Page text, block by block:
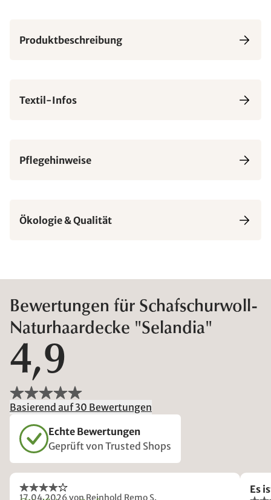
Produktbeschreibung
Textil-Infos
Pflegehinweise
Ökologie & Qualität
Bewertungen für Schafschurwoll-
Naturhaardecke "Selandia"
4,9
Basierend auf 30 Bewertungen
Echte Bewertungen
Geprüft von Trusted Shops
17.04.2026von Reinhold Remo S.
Es